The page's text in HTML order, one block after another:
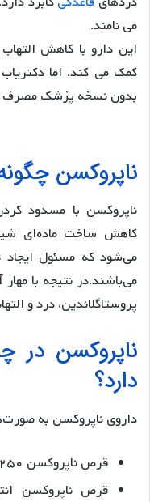
می نامند.
این دارو با کاهش
کمک می کند. اما
بدون نسخه پزشک مصرف
ناپروکسن
ناپروکسن با مسدود
کاهش ساخت ماده‌ای
می‌شود که مسئول ایجاد
می‌باشند.در نتیجه با
پروستاگلاندين، درد و
ناپروکسن در
دارد؟
داروی ناپروکسن به
قرص ناپروکسن ۲۵۰ میلی‌گرمی